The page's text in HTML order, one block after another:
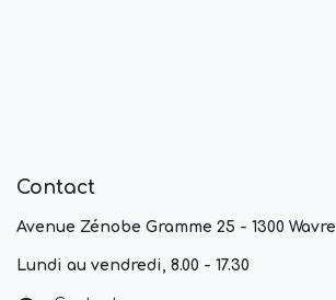
Contact
Avenue Zénobe Gramme 25 - 1300 Wavre
Lundi au vendredi, 8.00 - 17.30